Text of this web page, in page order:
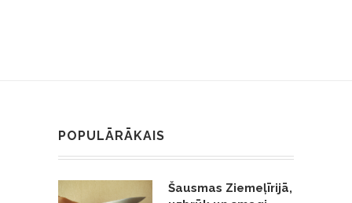
POPULĀRĀKAIS
Šausmas Ziemeļīrijā,